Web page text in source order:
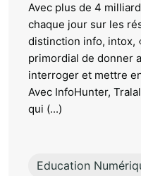
Avec plus de 4
chaque jour sur les
distinction info, intox,
primordial de donner
interroger et mettre
Avec InfoHunter,
qui (...)
Education